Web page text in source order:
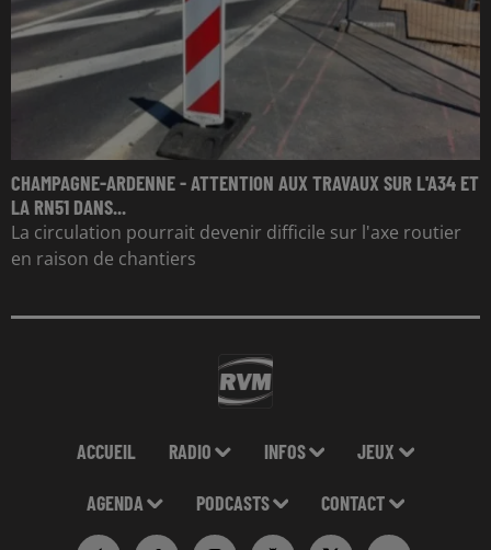
CHAMPAGNE-ARDENNE - ATTENTION AUX TRAVAUX SUR L'A34 ET
LA RN51 DANS...
La circulation pourrait devenir difficile sur l'axe routier
en raison de chantiers
ACCUEIL RADIO INFOS JEUX
AGENDA PODCASTS CONTACT